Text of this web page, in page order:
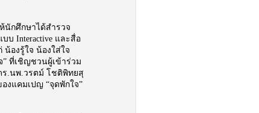
นักศึกษาได้สำรวจ
บ Interactive และสื่อ
น้องรู้ใจ น้องใส่ใจ
” ที่เชิญชวนผู้เข้าร่วม
ร.นพ.วรตม์ โชติพิทยสุ
งแคมเปญ “จุดพักใจ”